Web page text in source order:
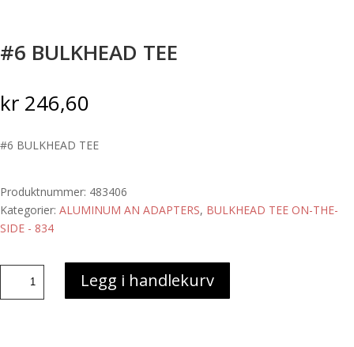
#6 BULKHEAD TEE
kr 246,60
#6 BULKHEAD TEE
Produktnummer: 483406
Kategorier: ALUMINUM AN ADAPTERS, BULKHEAD TEE ON-THE-
SIDE - 834
#6
BULKHEAD
Legg i handlekurv